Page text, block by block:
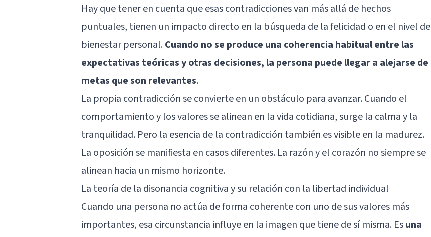
Hay que tener en cuenta que esas contradicciones van más allá de hechos
puntuales, tienen un impacto directo en la búsqueda de la felicidad o en el nivel de
bienestar personal.Cuando no se produce una coherencia habitual entre las
expectativas teóricas y otras decisiones, la persona puede llegar a alejarse de
metas que son relevantes.
La propia contradicción se convierte en un obstáculo para avanzar. Cuando el
comportamiento y los valores se alinean en la vida cotidiana, surge la calma y la
tranquilidad. Pero la esencia de la contradicción también es visible en la madurez.
La oposición se manifiesta en casos diferentes. La razón y el corazón no siempre se
alinean hacia un mismo horizonte.
La teoría de la disonancia cognitiva y su relación con la libertad individual
Cuando una persona no actúa de forma coherente con uno de sus valores más
importantes, esa circunstancia influye en la imagen que tiene de sí misma. Esuna